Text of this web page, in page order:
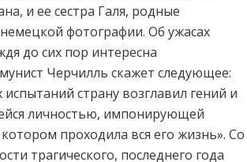
и ее сестра Галя, родные
фотографии. Об ужасах
до сих пор интересна
Черчилль скажет следующее:
страну возглавил гений и
личностью, импонирующей
проходила вся его жизнь». Со
трагического, последнего года